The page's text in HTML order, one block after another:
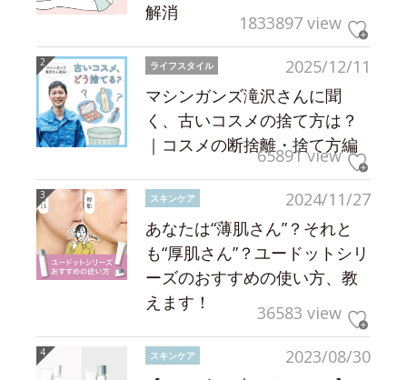
解消
1833897 view
2025/12/11
ライフスタイル
マシンガンズ滝沢さんに聞
く、古いコスメの捨て方は？
｜コスメの断捨離・捨て方編
65891 view
2024/11/27
スキンケア
あなたは“薄肌さん”？それと
も“厚肌さん”？ユードットシリ
ーズのおすすめの使い方、教
えます！
36583 view
2023/08/30
スキンケア